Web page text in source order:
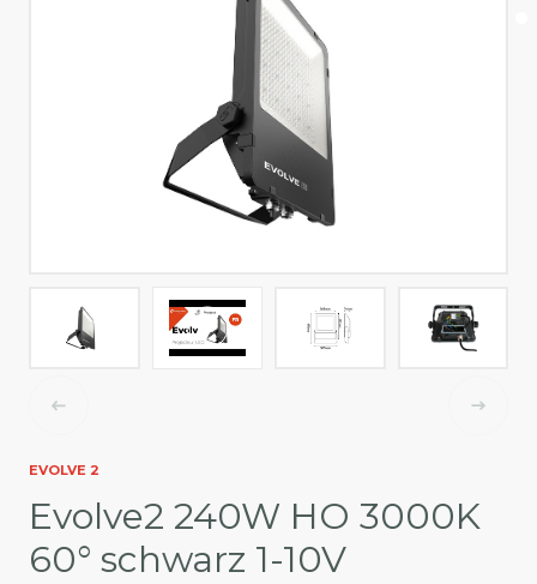
EVOLVE 2
Evolve2 240W HO 3000K
60° schwarz 1-10V